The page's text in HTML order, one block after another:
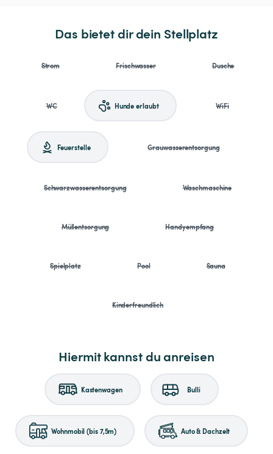
Das bietet dir dein Stellplatz
Strom Frischwasser Dusche
WC Hunde erlaubt WiFi
Feuerstelle Grauwasserentsorgung
Schwarzwasserentsorgung Waschmaschine
Müllentsorgung Handyempfang
Spielplatz Pool Sauna
Kinderfreundlich
Hiermit kannst du anreisen
Kastenwagen Bulli
Wohnmobil (bis 7,5m) Auto & Dachzelt